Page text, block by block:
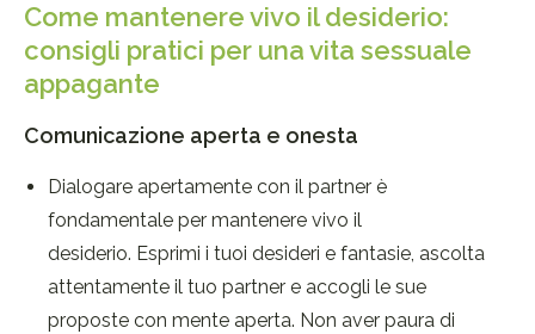
Come mantenere vivo il desiderio:
consigli pratici per una vita sessuale
appagante
Comunicazione aperta e onesta
Dialogare apertamente con il partner è
fondamentale per mantenere vivo il
desiderio. Esprimi i tuoi desideri e fantasie, ascolta
attentamente il tuo partner e accogli le sue
proposte con mente aperta. Non aver paura di